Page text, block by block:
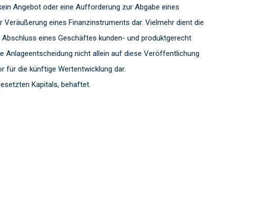
Angebot oder eine Aufforderung zur Abgabe eines
eines Finanzinstruments dar. Vielmehr dient die
eines Geschäftes kunden- und produktgerecht
Anlageentscheidung nicht allein auf diese Veröffentlichung
für die künftige Wertentwicklung dar.
Kapitals, behaftet.